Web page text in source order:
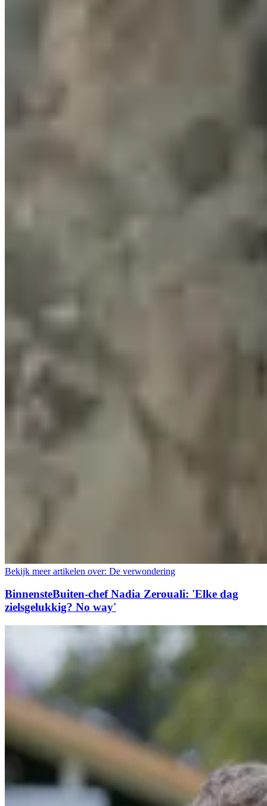
Bekijk meer artikelen over: De verwondering
BinnensteBuiten-chef Nadia Zerouali: 'Elke dag
zielsgelukkig? No way'